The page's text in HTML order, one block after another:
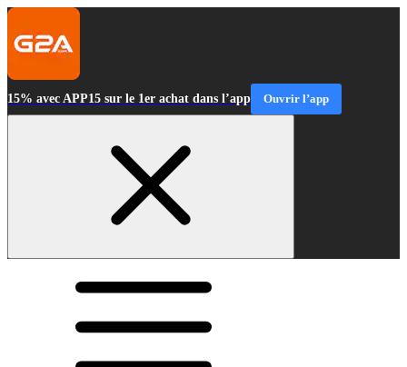
15% avec APP15 sur le 1er achat dans l’app Ouvrir l’app